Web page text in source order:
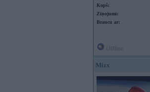
Kopš:
Ziņojumi:
Braucu ar:
Mizx